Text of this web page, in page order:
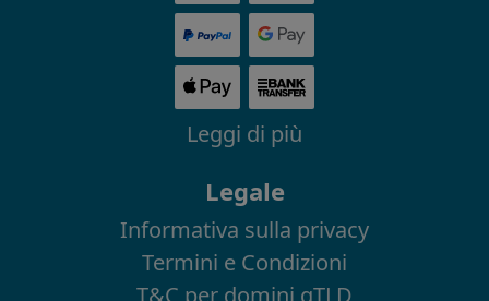
Leggi di più
Legale
Informativa sulla privacy
Termini e Condizioni